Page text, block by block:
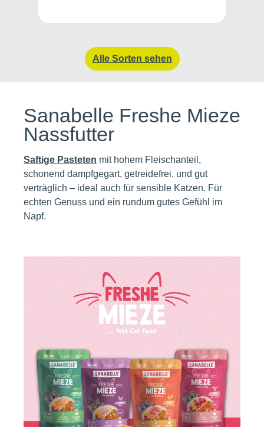
Alle Sorten sehen
Sanabelle Freshe Mieze
Nassfutter
Saftige Pasteten mit hohem Fleischanteil,
schonend dampfgegart, getreidefrei, und gut
verträglich – ideal auch für sensible Katzen. Für
echten Genuss und ein rundum gutes Gefühl im
Napf.